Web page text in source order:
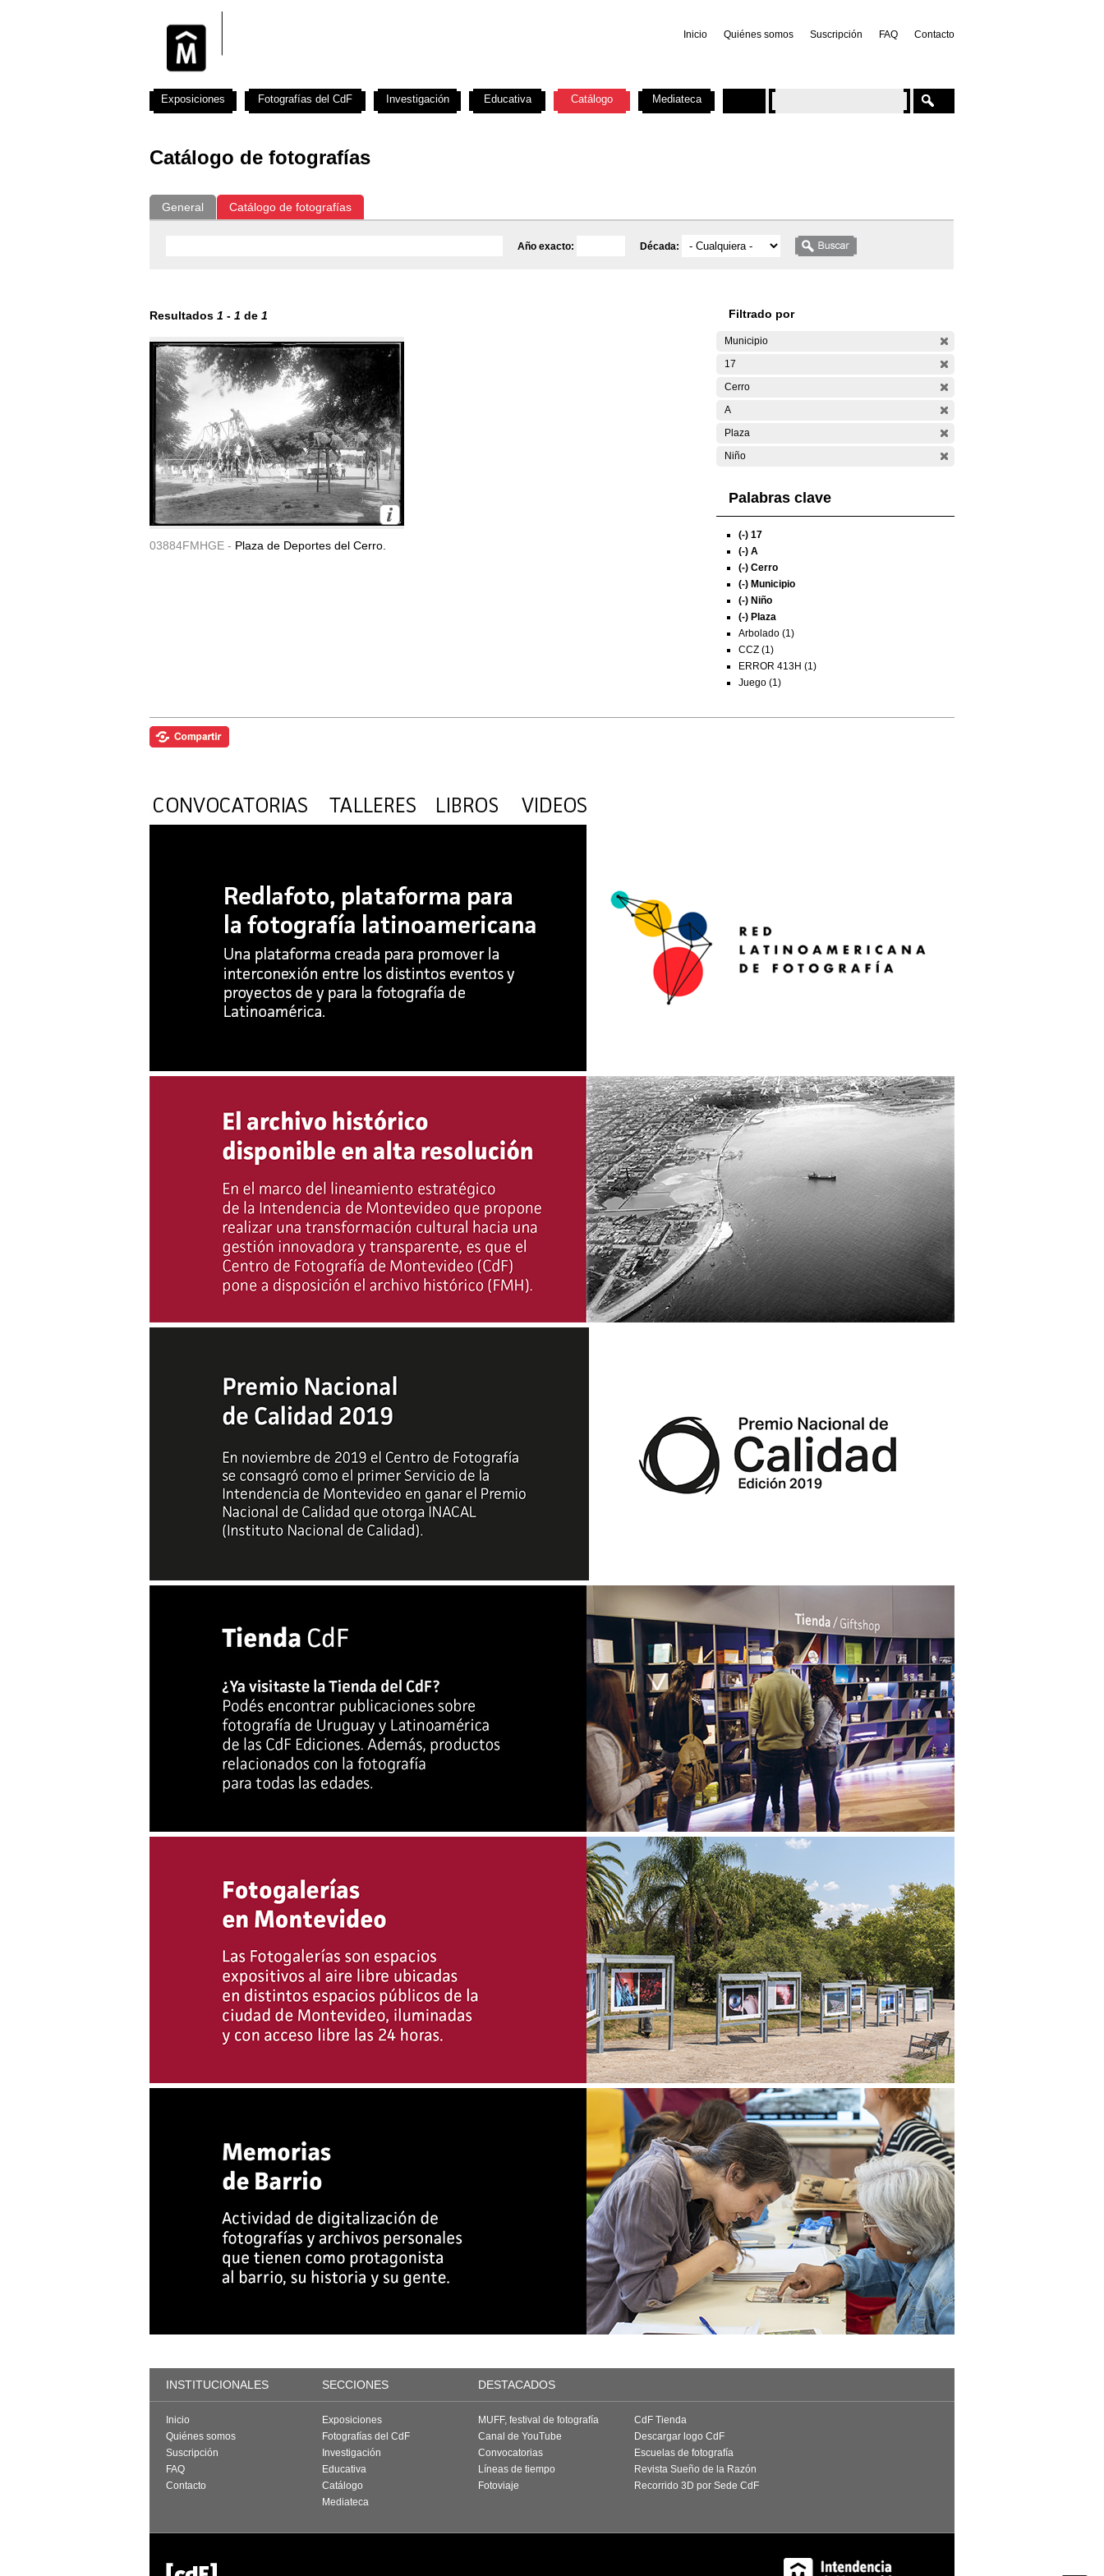
Inicio Quiénes somos Suscripción FAQ Contacto
Catálogo de fotografías
General Catálogo de fotografías
Año exacto: Década:
Resultados 1 - 1 de 1
03884FMHGE - Plaza de Deportes del Cerro.
Filtrado por
Municipio
17
Cerro
A
Plaza
Niño
Palabras clave
(-) 17
(-) A
(-) Cerro
(-) Municipio
(-) Niño
(-) Plaza
Arbolado (1)
CCZ (1)
ERROR 413H (1)
Juego (1)
Exposiciones Fotografías del CdF Investigación Educativa Catálogo Mediateca
INSTITUCIONALES SECCIONES DESTACADOS
Inicio
Quiénes somos
Suscripción
FAQ
Contacto
Exposiciones
Fotografías del CdF
Investigación
Educativa
Catálogo
Mediateca
MUFF, festival de fotografía
Canal de YouTube
Convocatorias
Líneas de tiempo
Fotoviaje
CdF Tienda
Descargar logo CdF
Escuelas de fotografía
Revista Sueño de la Razón
Recorrido 3D por Sede CdF